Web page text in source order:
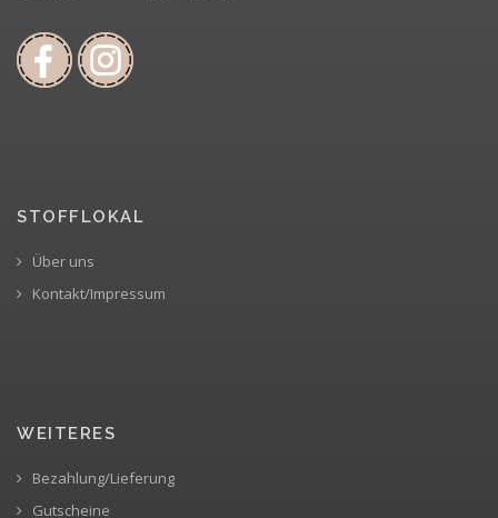
STOFFLOKAL
Über uns
Kontakt/Impressum
WEITERES
Bezahlung/Lieferung
Gutscheine